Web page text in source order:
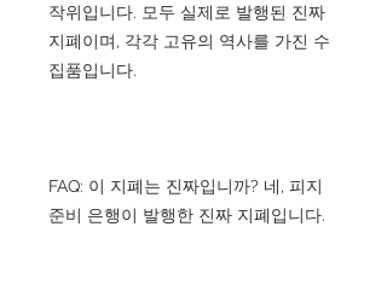
작위입니다. 모두 실제로 발행된 진짜
지폐이며, 각각 고유의 역사를 가진 수
집품입니다.
FAQ: 이 지폐는 진짜입니까? 네, 피지
준비 은행이 발행한 진짜 지폐입니다.